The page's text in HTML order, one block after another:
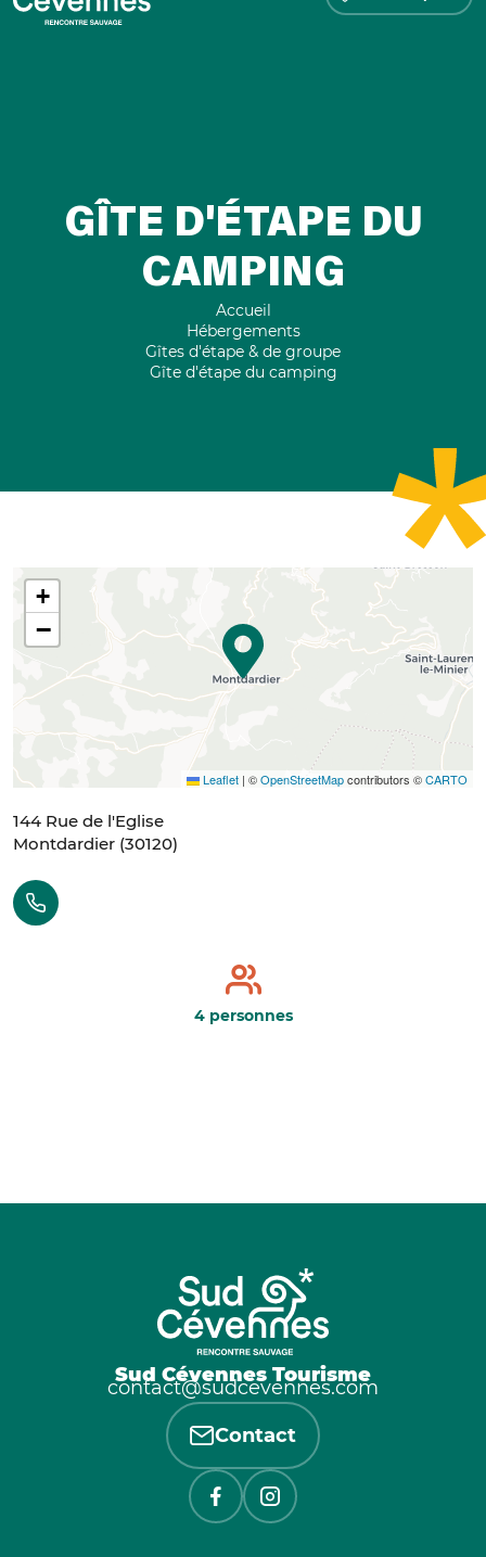
GÎTE D'ÉTAPE DU
CAMPING
Accueil
Hébergements
Gîtes d'étape & de groupe
Gîte d'étape du camping
+
−
Leaflet | ©OpenStreetMapcontributors ©CARTO
144 Rue de l'Eglise
Montdardier (30120)
4 personnes
Sud Cévennes Tourisme
contact@sudcevennes.com
Contact